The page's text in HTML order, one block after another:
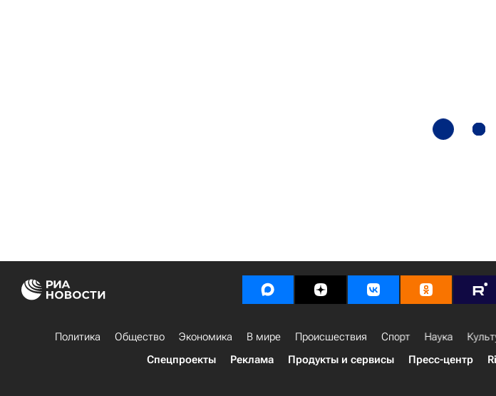
Политика Общество Экономика В мире Происшествия Спорт Наука
Спецпроекты
Реклама Продукты и сервисы Пресс-центр